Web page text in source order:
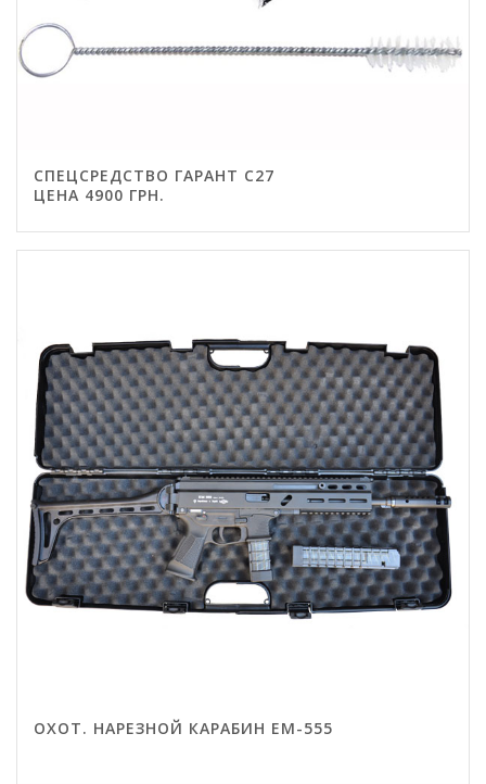
СПЕЦСРЕДСТВО ГАРАНТ С27
ЦЕНА 4900 ГРН.
ОХОТ. НАРЕЗНОЙ КАРАБИН EM-555